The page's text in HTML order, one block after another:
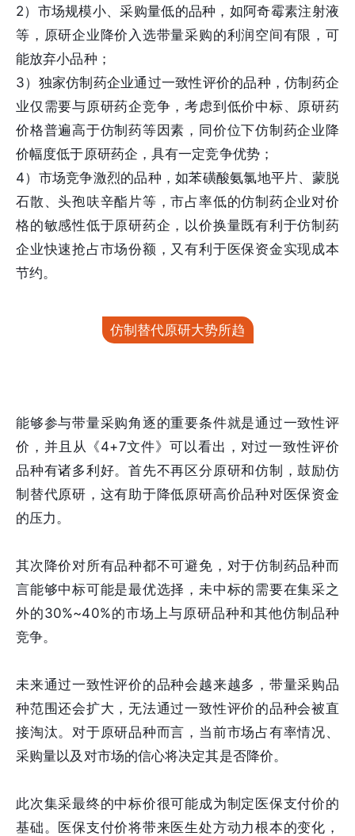
2）市场规模小、采购量低的品种，如阿奇霉素注射液
等，原研企业降价入选带量采购的利润空间有限，可
能放弃小品种；
3）独家仿制药企业通过一致性评价的品种，仿制药企
业仅需要与原研药企竞争，考虑到低价中标、原研药
价格普遍高于仿制药等因素，同价位下仿制药企业降
价幅度低于原研药企，具有一定竞争优势；
4）市场竞争激烈的品种，如苯磺酸氨氯地平片、蒙脱
石散、头孢呋辛酯片等，市占率低的仿制药企业对价
格的敏感性低于原研药企，以价换量既有利于仿制药
企业快速抢占市场份额，又有利于医保资金实现成本
节约。
仿制替代原研大势所趋
能够参与带量采购角逐的重要条件就是通过一致性评
价，并且从《4+7文件》可以看出，对过一致性评价
品种有诸多利好。首先不再区分原研和仿制，鼓励仿
制替代原研，这有助于降低原研高价品种对医保资金
的压力。
其次降价对所有品种都不可避免，对于仿制药品种而
言能够中标可能是最优选择，未中标的需要在集采之
外的30%~40%的市场上与原研品种和其他仿制品种
竞争。
未来通过一致性评价的品种会越来越多，带量采购品
种范围还会扩大，无法通过一致性评价的品种会被直
接淘汰。对于原研品种而言，当前市场占有率情况、
采购量以及对市场的信心将决定其是否降价。
此次集采最终的中标价很可能成为制定医保支付价的
基础。医保支付价将带来医生处方动力根本的变化，